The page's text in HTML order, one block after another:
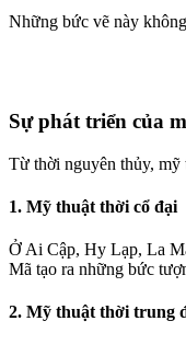
Những bức vẽ này
Sự phát triển của
Từ thời nguyên thủy, mỹ
1. Mỹ thuật thời cổ đại
Ở Ai Cập, Hy Lạp, La
Mã tạo ra những bức
2. Mỹ thuật thời trung